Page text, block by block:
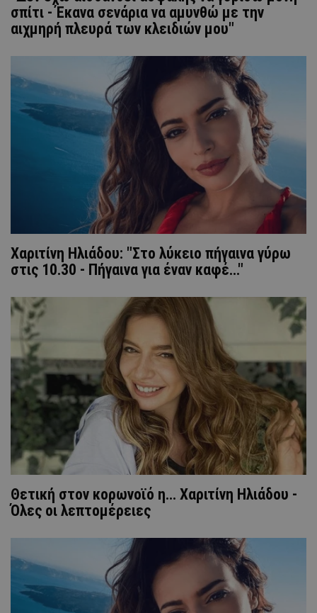
σπίτι - Έκανα σενάρια να αμυνθώ με την
αιχμηρή πλευρά των κλειδιών μου"
Χαριτίνη Ηλιάδου: "Στο λύκειο πήγαινα γύρω
στις 10.30 - Πήγαινα για έναν καφέ..."
Θετική στον κορωνοϊό η... Χαριτίνη Ηλιάδου -
Όλες οι λεπτομέρειες